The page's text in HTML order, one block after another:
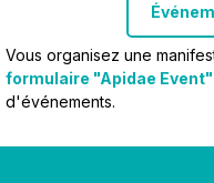
Vous organisez une
formulaire "Apidae Event"
d'événements.